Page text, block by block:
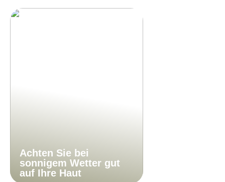
Achten Sie bei
sonnigem Wetter gut
auf Ihre Haut